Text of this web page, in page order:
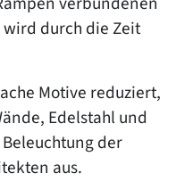
wird durch die Zeit
Motive reduziert,
Edelstahl und
der
aus.